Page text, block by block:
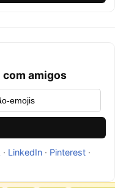
amigos
· LinkedIn· Pinterest·